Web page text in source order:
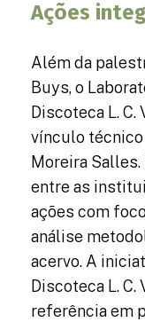
Ações
Além da
Buys, o
Discoteca L.
vínculo
Moreira
entre as
ações com
análise
acervo. A
Discoteca L.
referência em